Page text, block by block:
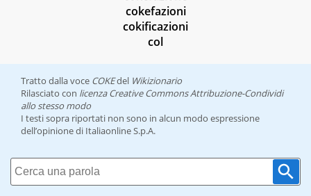
cokefazioni
cokificazioni
col
Tratto dalla voce COKEdel Wikizionario
Rilasciato con licenza Creative Commons Attribuzione-Condividi
allo stesso modo
I testi sopra riportati non sono in alcun modo espressione
dell’opinione di Italiaonline S.p.A.